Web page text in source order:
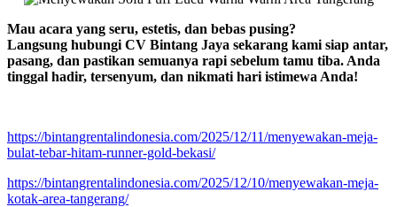
Mau acara yang seru, estetis, dan bebas pusing?
Langsung hubungi CV Bintang Jaya sekarang kami siap antar,
pasang, dan pastikan semuanya rapi sebelum tamu tiba. Anda
tinggal hadir, tersenyum, dan nikmati hari istimewa Anda!
https://bintangrentalindonesia.com/2025/12/11/menyewakan-meja-
bulat-tebar-hitam-runner-gold-bekasi/
https://bintangrentalindonesia.com/2025/12/10/menyewakan-meja-
kotak-area-tangerang/